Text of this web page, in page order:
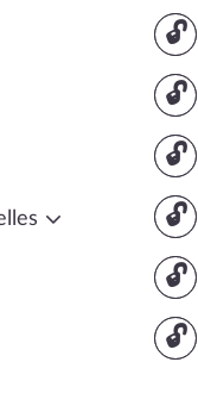
🔓
🔓
🔓
🔓
🔓
🔓